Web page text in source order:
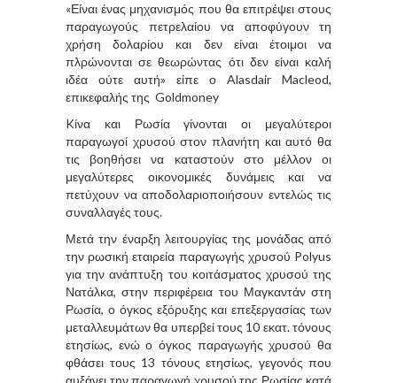
«Είναι ένας μηχανισμός που θα επιτρέψει στους
παραγωγούς πετρελαίου να αποφύγουν τη
χρήση δολαρίου και δεν είναι έτοιμοι να
πλρώνονται σε θεωρώντας ότι δεν είναι καλή
ιδέα ούτε αυτή» είπε ο Alasdair Macleod,
επικεφαλής της Goldmoney
Kίνα και Ρωσία γίνονται οι μεγαλύτεροι
παραγωγοί χρυσού στον πλανήτη και αυτό θα
τις βοηθήσει να καταστούν στο μέλλον οι
μεγαλύτερες οικονομικές δυνάμεις και να
πετύχουν να αποδολαριοποιήσουν εντελώς τις
συναλλαγές τους.
Μετά την έναρξη λειτουργίας της μονάδας από
την ρωσική εταιρεία παραγωγής χρυσού Polyus
για την ανάπτυξη του κοιτάσματος χρυσού της
Νατάλκα, στην περιφέρεια του Μαγκαντάν στη
Ρωσία, ο όγκος εξόρυξης και επεξεργασίας των
μεταλλευμάτων θα υπερβεί τους 10 εκατ. τόνους
ετησίως, ενώ ο όγκος παραγωγής χρυσού θα
φθάσει τους 13 τόνους ετησίως, γεγονός που
αυξάνει την παραγωγή χρυσού της Ρωσίας κατά